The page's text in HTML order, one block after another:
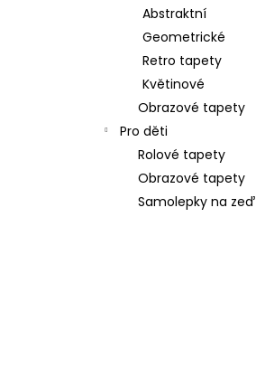
Abstraktní
Geometrické
Retro tapety
Květinové
Obrazové tapety
Pro děti
Rolové tapety
Obrazové tapety
Samolepky na zeď